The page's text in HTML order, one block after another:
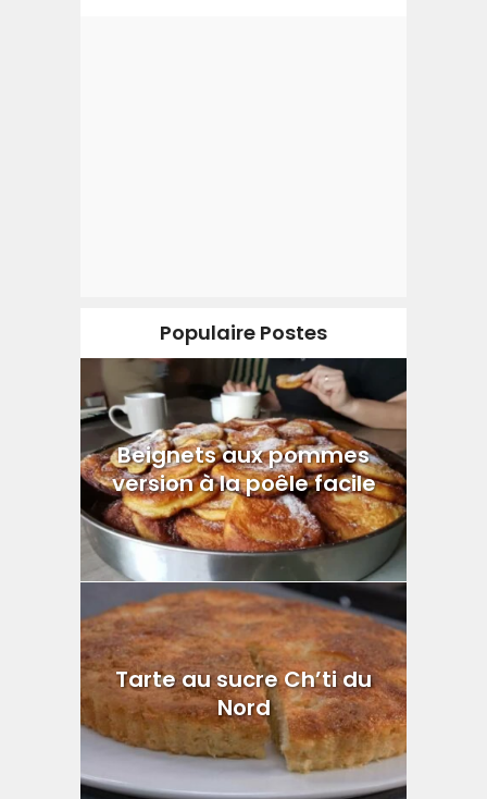
Populaire Postes
Beignets aux pommes
version à la poêle facile
Tarte au sucre Ch’ti du
Nord